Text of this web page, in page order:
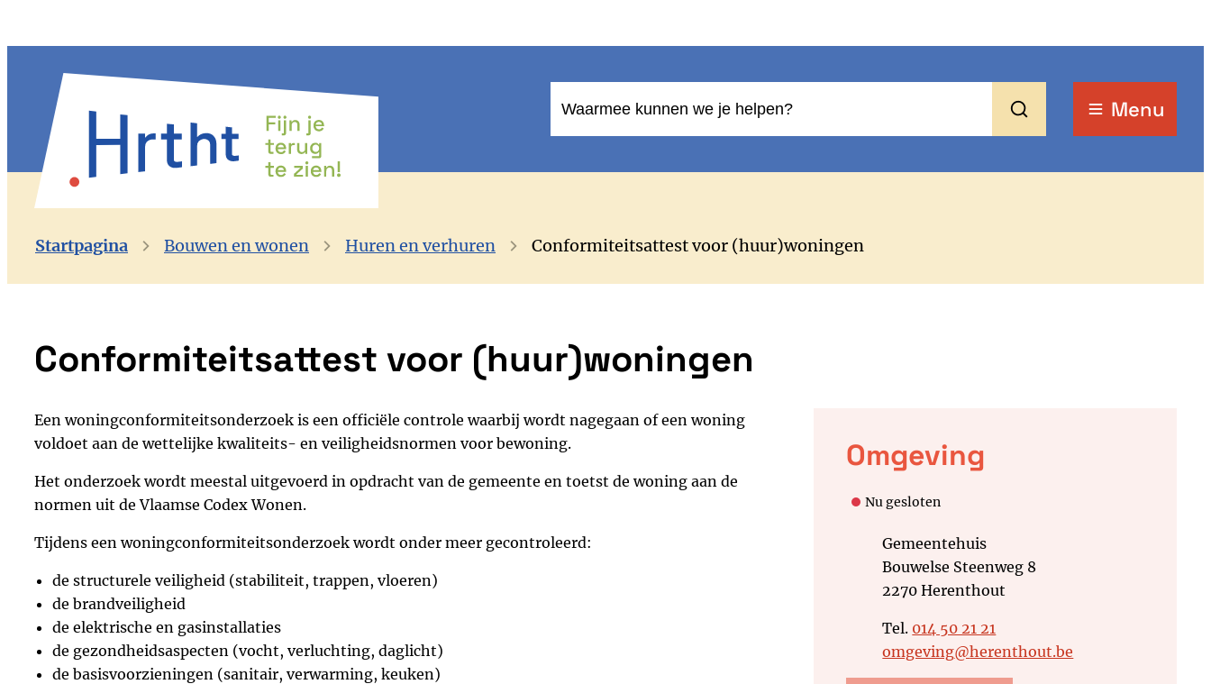
Gemeente Herenthout
Zoeken Menu
Startpagina Bouwen en wonen Huren en verhuren Conformiteitsattest voor (huur)woningen
Conformiteitsattest voor (huur)woningen
Een woningconformiteitsonderzoek is een officiële controle waarbij wordt nagegaan of een woning
voldoet aan de wettelijke kwaliteits- en veiligheidsnormen voor bewoning.
Het onderzoek wordt meestal uitgevoerd in opdracht van de gemeente en toetst de woning aan de
normen uit de Vlaamse Codex Wonen.
Tijdens een woningconformiteitsonderzoek wordt onder meer gecontroleerd:
de structurele veiligheid (stabiliteit, trappen, vloeren)
de brandveiligheid
de elektrische en gasinstallaties
de gezondheidsaspecten (vocht, verluchting, daglicht)
de basisvoorzieningen (sanitair, verwarming, keuken)
Contact
Omgeving
Nu gesloten
AdresGemeentehuis
Bouwelse Steenweg 8
,2270 Herenthout
014 50 21 21
E-mailomgeving@herenthout.be